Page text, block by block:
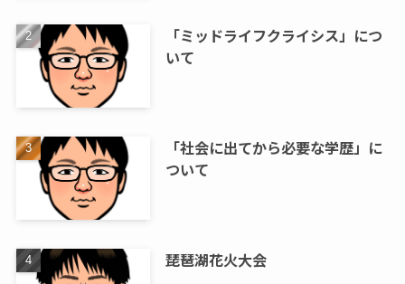
「ミッドライフクライシス」につ
いて
「社会に出てから必要な学歴」に
ついて
琵琶湖花火大会